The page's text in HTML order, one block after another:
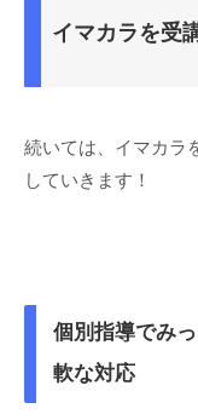
イマカラを受
続いては、イマカラ
していきます！
個別指導でみ
軟な対応